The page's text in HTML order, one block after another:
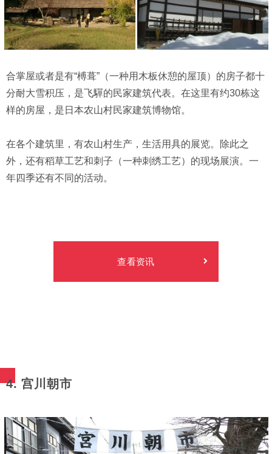
合掌屋或者是有“榑葺”（一种用木板休憩的屋顶）的房子都十
分耐大雪积压，是飞驒的民家建筑代表。在这里有约30栋这
样的房屋，是日本农山村民家建筑博物馆。
在各个建筑里，有农山村生产，生活用具的展览。除此之
外，还有稻草工艺和刺子（一种刺绣工艺）的现场展演。一
年四季还有不同的活动。
查看资讯
4. 宫川朝市